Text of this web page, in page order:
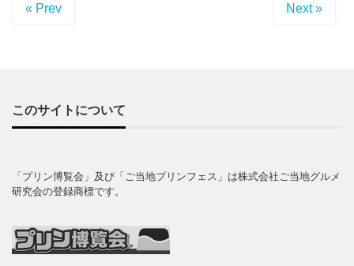
« Prev Next »
このサイトについて
「プリン博覧会」及び「ご当地プリンフェス」は株式会社ご当地グルメ
研究会の登録商標です。